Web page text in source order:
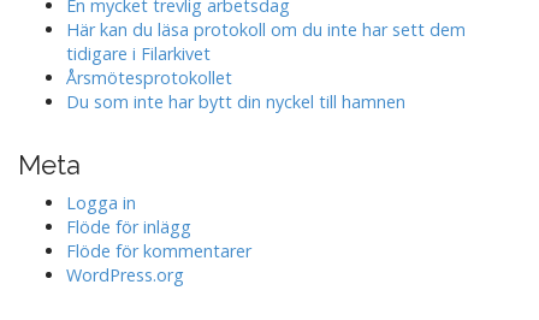
En mycket trevlig arbetsdag
Här kan du läsa protokoll om du inte har sett dem
tidigare i Filarkivet
Årsmötesprotokollet
Du som inte har bytt din nyckel till hamnen
Meta
Logga in
Flöde för inlägg
Flöde för kommentarer
WordPress.org